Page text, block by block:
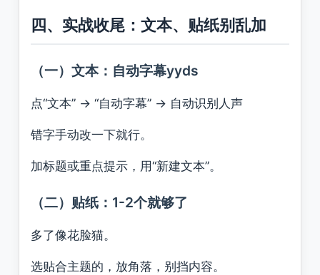
四、实战收尾：文本、贴纸别乱加
（一）文本：自动字幕yyds
点“文本” → “自动字幕” → 自动识别人声
错字手动改一下就行。
加标题或重点提示，用“新建文本”。
（二）贴纸：1-2个就够了
多了像花脸猫。
选贴合主题的，放角落，别挡内容。